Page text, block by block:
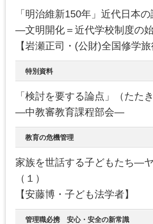
「明治維新150年」近代日本
―文明開化＝近代学校制度の
【岩瀬正司・(公財)全国修学
特別資料
「検討を要する論点」（たたき
―中教審教育課程部会―
教育の危機管理
家族を世話する子どもたち―
（１）
【安藤博・子ども法学者】
管理職必携 安心・安全の新常識